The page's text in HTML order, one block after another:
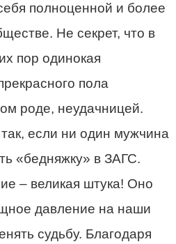
полноценной и более
Не секрет, что в
пор одинокая
пола
роде, неудачницей.
если ни один мужчина
«бедняжку» в ЗАГС.
– великая штука! Оно
давление на наши
судьбу. Благодаря